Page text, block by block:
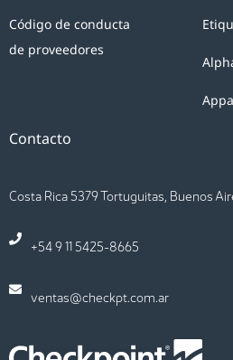
Código de conducta
de proveedores
Contacto
Costa Rica 5379 Tortuguitas, Buenos
+54 9 11 5425-8665
ventas@checkpt.com.ar